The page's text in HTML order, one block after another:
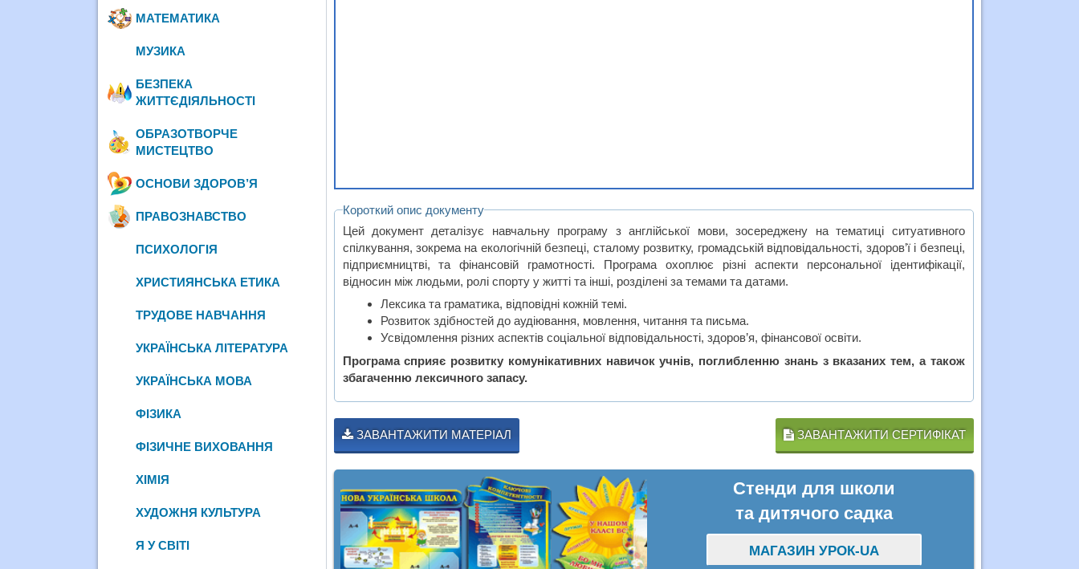
Короткий опис документу
Цей документ деталізує навчальну програму з англійської мови, зосереджену на тематиці ситуативного
спілкування, зокрема на екологічній безпеці, сталому розвитку, громадській відповідальності, здоров’ї і безпеці,
підприємництві, та фінансовій грамотності. Програма охоплює різні аспекти персональної ідентифікації,
відносин між людьми, ролі спорту у житті та інші, розділені за темами та датами.
Лексика та граматика, відповідні кожній темі.
Розвиток здібностей до аудіювання, мовлення, читання та письма.
Усвідомлення різних аспектів соціальної відповідальності, здоров’я, фінансової освіти.
Програма сприяє розвитку комунікативних навичок учнів, поглибленню знань з вказаних тем, а також
збагаченню лексичного запасу.
ЗАВАНТАЖИТИ МАТЕРІАЛ ЗАВАНТАЖИТИ СЕРТИФІКАТ
Стенди для школи
та дитячого садка
МАГАЗИН УРОК-UA
МАТЕМАТИКА
МУЗИКА
БЕЗПЕКА
ЖИТТЄДІЯЛЬНОСТІ
ОБРАЗОТВОРЧЕ
МИСТЕЦТВО
ОСНОВИ ЗДОРОВ’Я
ПРАВОЗНАВСТВО
ПСИХОЛОГІЯ
ХРИСТИЯНСЬКА ЕТИКА
ТРУДОВЕ НАВЧАННЯ
УКРАЇНСЬКА ЛІТЕРАТУРА
УКРАЇНСЬКА МОВА
ФІЗИКА
ФІЗИЧНЕ ВИХОВАННЯ
ХІМІЯ
ХУДОЖНЯ КУЛЬТУРА
Я У СВІТІ